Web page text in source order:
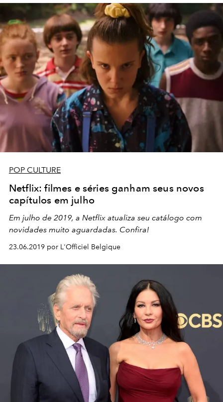
POP CULTURE
Netflix: filmes e séries ganham seus novos
capítulos em julho
Em julho de 2019, a Netflix atualiza seu catálogo com
novidades muito aguardadas. Confira!
23.06.2019 por L'Officiel Belgique